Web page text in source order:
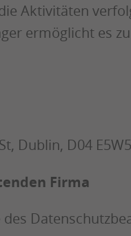
Aktivitäten
ermöglicht es
Dublin, D04
Firma